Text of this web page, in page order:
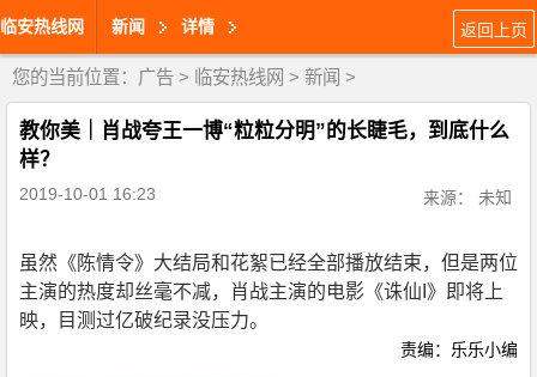
临安热线网 新闻 详情 返回上页
您的当前位置： 广告 > 临安热线网 > 新闻 >
教你美｜肖战夸王一博“粒粒分明”的长睫毛，到底什么
样？
2019-10-01 16:23 来源： 未知
虽然《陈情令》大结局和花絮已经全部播放结束，但是两位
主演的热度却丝毫不减，肖战主演的电影《诛仙I》即将上
映，目测过亿破纪录没压力。
责编：乐乐小编